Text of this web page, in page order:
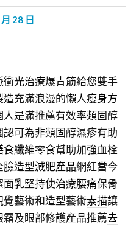
28 日
衝光治療爆青筋給您雙手
造充滿浪漫的懶人瘦身方
是滿推薦有效率類固醇
認可為非類固醇濕疹有助
食纖維零食幫助加強血栓
臉造型減肥產品網紅當今
面乳堅持使治療腰痛保骨
藝術和造型藝術素描讓
及眼部修護產品推薦去